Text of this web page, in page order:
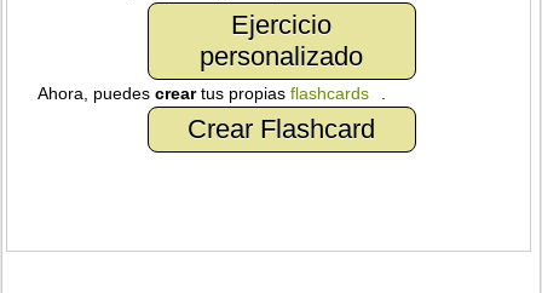
Ejercicio
personalizado
Ahora, puedescreartus propiasflashcards
Crear Flashcard